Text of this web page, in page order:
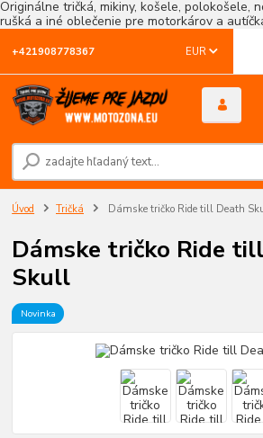
Originálne tričká, mikiny, košele, polokošele,
rušká a iné oblečenie pre motorkárov a
EUR
+421908778367
Úvod Tričká Dámske tričko Ride till Death
Dámske tričko Ride
Skull
Novinka